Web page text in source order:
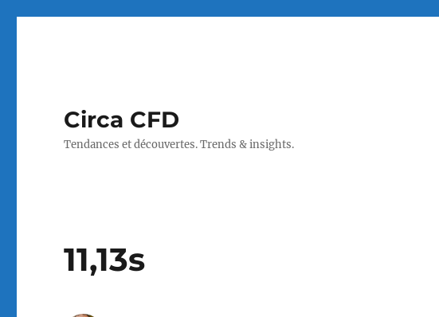
Circa CFD
Tendances et découvertes. Trends & insights.
11,13s